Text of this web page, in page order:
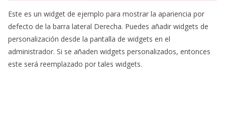
Este es un widget de ejemplo para mostrar la apariencia por
defecto de la barra lateral Derecha. Puedes añadir widgets de
personalización desde la pantalla de widgets en el
administrador. Si se añaden widgets personalizados, entonces
este será reemplazado por tales widgets.